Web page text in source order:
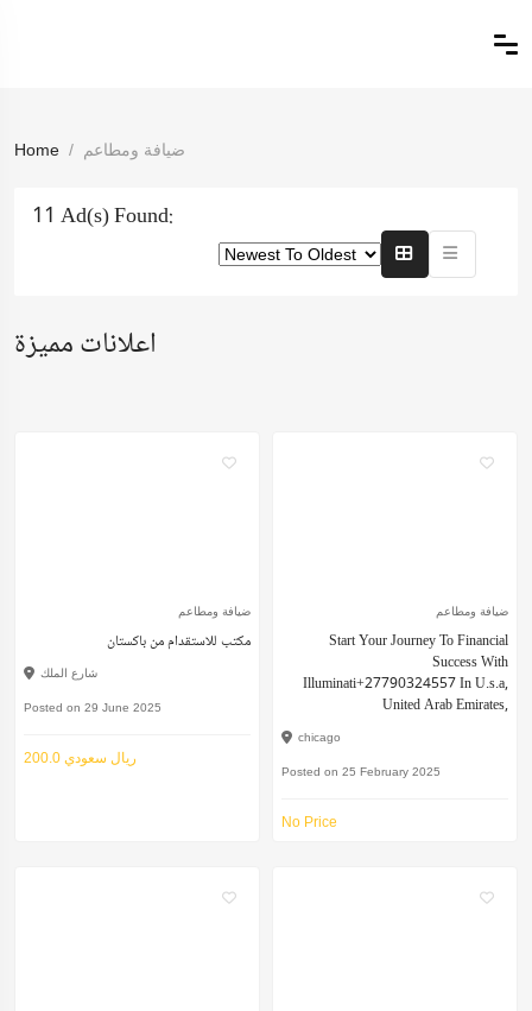
Home ضيافة ومطاعم
11 Ad(s) Found:
اعلانات مميزة
ضيافة ومطاعم
مكتب للاستقدام من باكستان
شارع الملك
Posted on 29 June 2025
200.0 ريال سعودي
ضيافة ومطاعم
Start Your Journey To Financial
Success With
Illuminati+27790324557 In U.s.a,
United Arab Emirates,
chicago
Posted on 25 February 2025
No Price